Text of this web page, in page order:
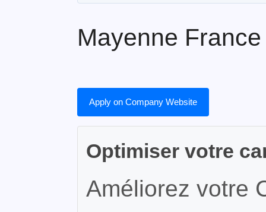
Mayenne
Apply on Company Website
Optimiser votre
Améliorez votre